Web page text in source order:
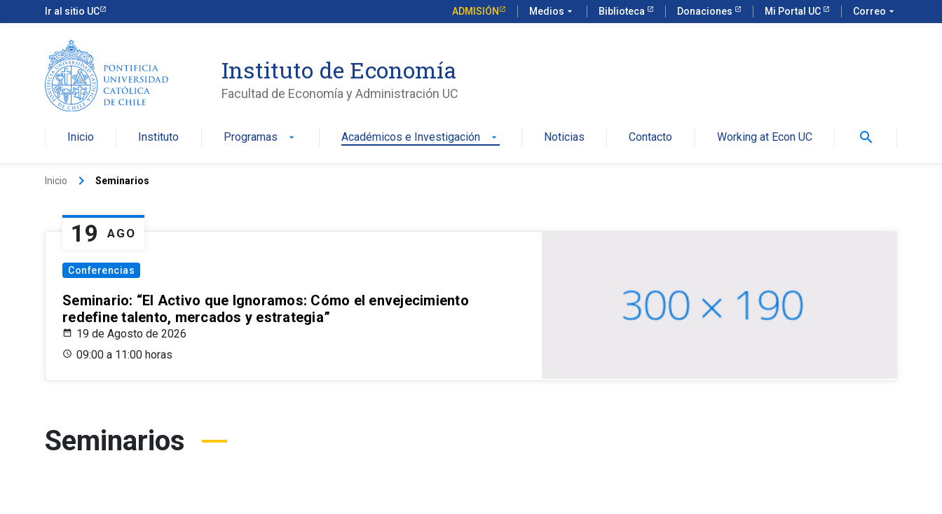
Ir al sitio UC ADMISIÓN Medios arrow_drop_down Biblioteca Donaciones Mi Portal UC Correo arrow_drop_down
Instituto de Economía
Facultad de Economía y Administración UC
Inicio Instituto Programas arrow_drop_down Académicos e Investigación arrow_drop_down Noticias Contacto Working at Econ UC search
Inicio keyboard_arrow_right Seminarios
19 AGO
Conferencias
Seminario: “El Activo que Ignoramos: Cómo el envejecimiento
redefine talento, mercados y estrategia”
19 de Agosto de 2026
09:00 a 11:00 horas
Seminarios